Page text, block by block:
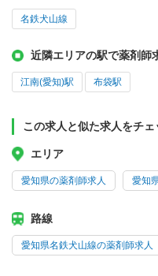
名鉄犬山線
近隣エリアの駅で薬剤師
江南(愛知)駅 布袋駅
この求人と似た求人をチェ
エリア
愛知県の薬剤師求人 愛知
路線
愛知県名鉄犬山線の薬剤師求人